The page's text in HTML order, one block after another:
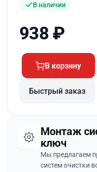
В наличии
938 ₽
В корзину
Быстрый заказ
Монтаж
ключ
Мы предлагаем
систем очистки